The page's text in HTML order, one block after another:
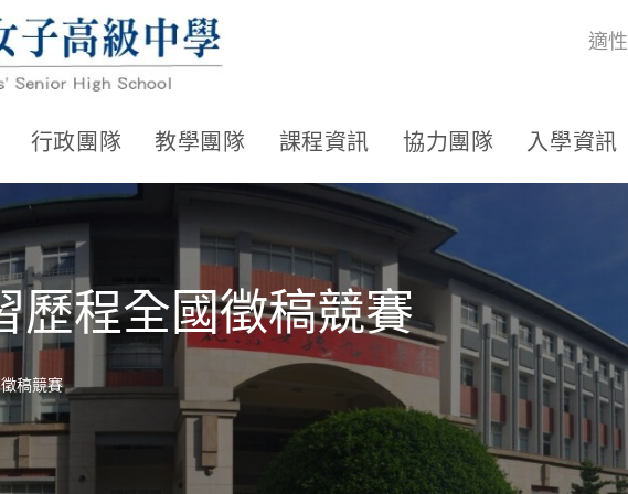
適
行政團隊 教學團隊 課程資訊 協力團隊 入學資訊
歷程全國徵稿競賽
稿競賽